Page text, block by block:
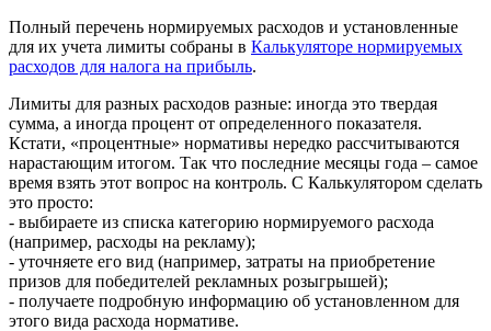
Полный перечень нормируемых расходов и установленные
для их учета лимиты собраны в Калькуляторе нормируемых
расходов для налога на прибыль.
Лимиты для разных расходов разные: иногда это твердая
сумма, а иногда процент от определенного показателя.
Кстати, «процентные» нормативы нередко рассчитываются
нарастающим итогом. Так что последние месяцы года – самое
время взять этот вопрос на контроль. С Калькулятором сделать
это просто:
- выбираете из списка категорию нормируемого расхода
(например, расходы на рекламу);
- уточняете его вид (например, затраты на приобретение
призов для победителей рекламных розыгрышей);
- получаете подробную информацию об установленном для
этого вида расхода нормативе.